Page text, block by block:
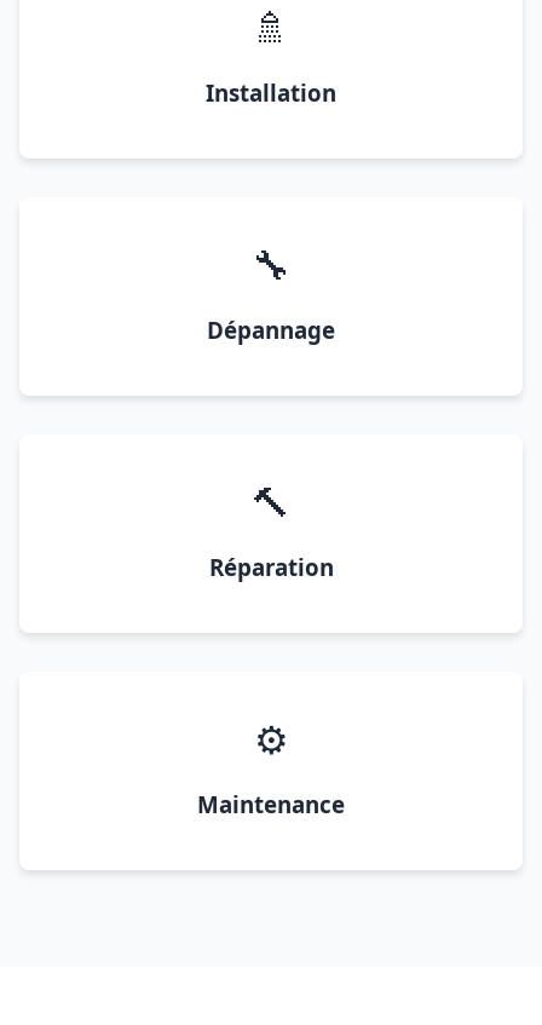
🚿
Installation
🔧
Dépannage
🔨
Réparation
⚙️
Maintenance